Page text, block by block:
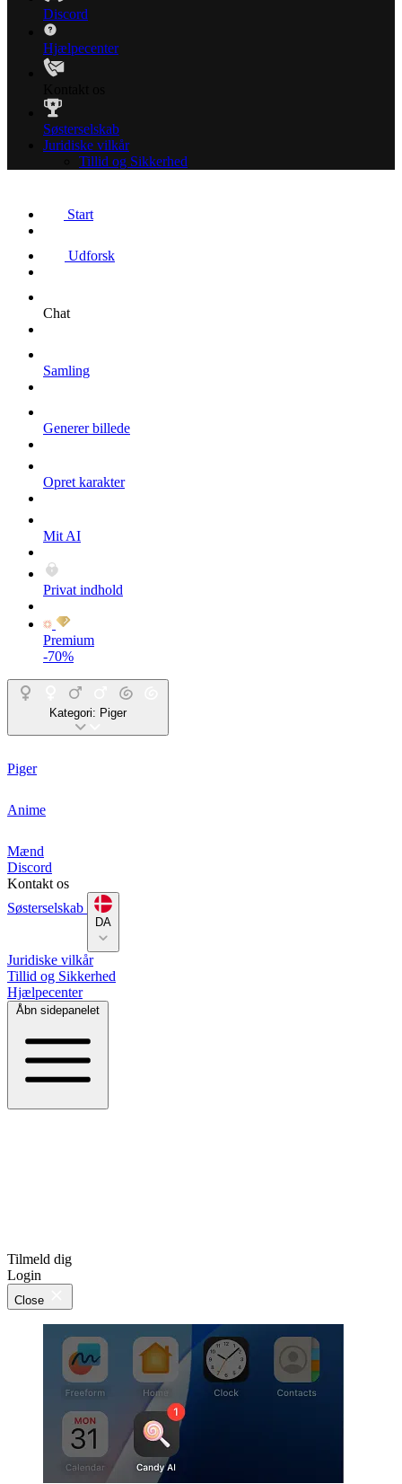
Discord
Hjælpecenter
Søsterselskab
Juridiske vilkår
Tillid og Sikkerhed
Start
Udforsk
Chat
Samling
Generer billede
Opret karakter
Mit AI
Privat indhold
Premium
-70%
Kategori: Piger
Piger
Anime
Mænd
Discord
Kontakt os
Søsterselskab
DA
Juridiske vilkår
Tillid og Sikkerhed
Hjælpecenter
Åbn sidepanelet
Tilmeld dig
Login
Close